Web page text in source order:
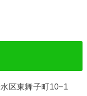
区東舞子町10−1